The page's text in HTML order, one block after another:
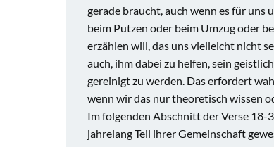
gerade braucht, auch wenn es für uns
beim Putzen oder beim Umzug oder
erzählen will, das uns vielleicht nicht
auch, ihm dabei zu helfen, sein
gereinigt zu werden. Das erfordert
wenn wir das nur theoretisch wissen
Im folgenden Abschnitt der Verse 18-
jahrelang Teil ihrer Gemeinschaft